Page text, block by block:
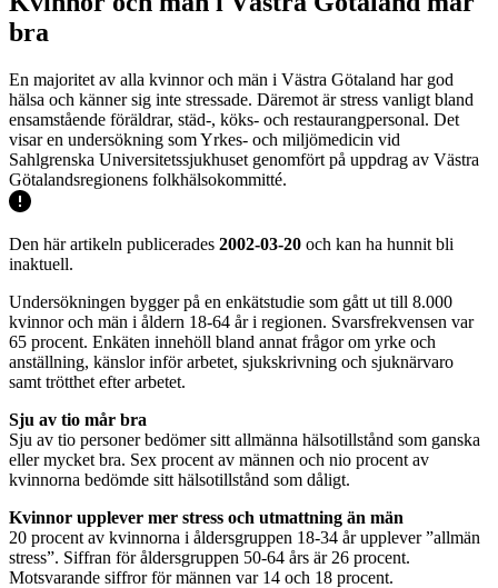
bra
En majoritet av alla kvinnor och män i Västra Götaland har god
hälsa och känner sig inte stressade. Däremot är stress vanligt bland
ensamstående föräldrar, städ-, köks- och restaurangpersonal. Det
visar en undersökning som Yrkes- och miljömedicin vid
Sahlgrenska Universitetssjukhuset genomfört på uppdrag av Västra
Götalandsregionens folkhälsokommitté.
Den här artikeln publicerades 2002-03-20 och kan ha hunnit bli
inaktuell.
Undersökningen bygger på en enkätstudie som gått ut till 8.000
kvinnor och män i åldern 18-64 år i regionen. Svarsfrekvensen var
65 procent. Enkäten innehöll bland annat frågor om yrke och
anställning, känslor inför arbetet, sjukskrivning och sjuknärvaro
samt trötthet efter arbetet.
Sju av tio mår bra
Sju av tio personer bedömer sitt allmänna hälsotillstånd som ganska
eller mycket bra. Sex procent av männen och nio procent av
kvinnorna bedömde sitt hälsotillstånd som dåligt.
Kvinnor upplever mer stress och utmattning än män
20 procent av kvinnorna i åldersgruppen 18-34 år upplever ”allmän
stress”. Siffran för åldersgruppen 50-64 års är 26 procent.
Motsvarande siffror för männen var 14 och 18 procent.